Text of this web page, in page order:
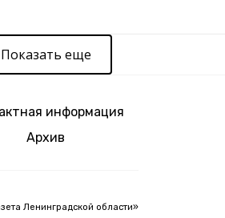
Показать еще
информация
Архив
Ленинградской области»